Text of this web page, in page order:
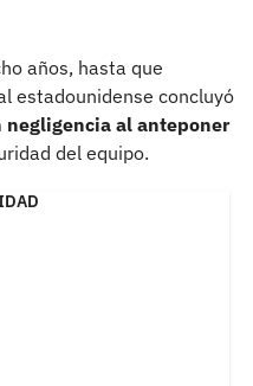
años, hasta que
estadounidense concluyó
negligencia al anteponer
del equipo.